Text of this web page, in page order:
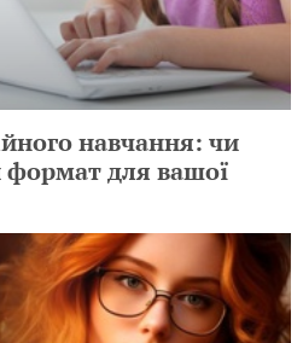
навчання: чи
формат для вашої